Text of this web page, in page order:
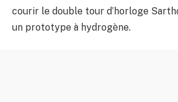
courir le double tour d’horloge
un prototype à hydrogène.